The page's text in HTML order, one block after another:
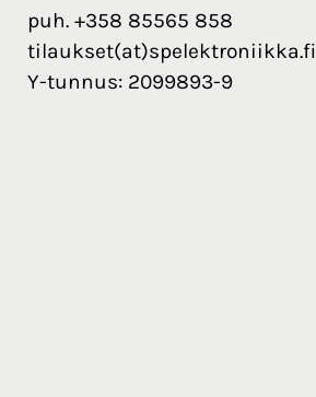
puh. +358 85565 858
tilaukset(at)spelektroniikka.fi
Y-tunnus: 2099893-9